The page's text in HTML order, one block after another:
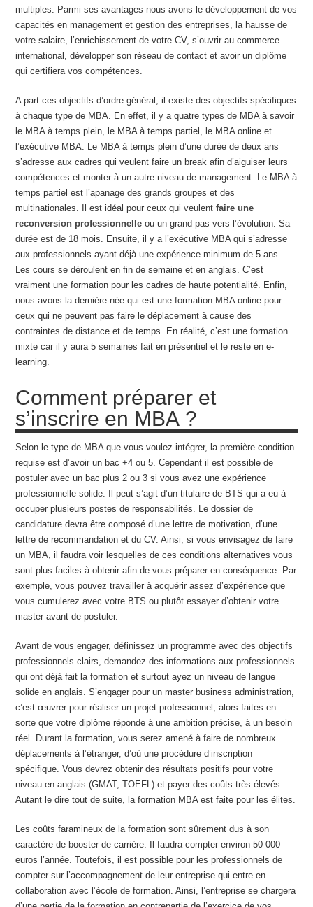
multiples. Parmi ses avantages nous avons le développement de vos
capacités en management et gestion des entreprises, la hausse de
votre salaire, l’enrichissement de votre CV, s’ouvrir au commerce
international, développer son réseau de contact et avoir un diplôme
qui certifiera vos compétences.
A part ces objectifs d’ordre général, il existe des objectifs spécifiques
à chaque type de MBA. En effet, il y a quatre types de MBA à savoir
le MBA à temps plein, le MBA à temps partiel, le MBA online et
l’exécutive MBA. Le MBA à temps plein d’une durée de deux ans
s’adresse aux cadres qui veulent faire un break afin d’aiguiser leurs
compétences et monter à un autre niveau de management. Le MBA à
temps partiel est l’apanage des grands groupes et des
multinationales. Il est idéal pour ceux qui veulentfaire une
reconversion professionnelle ou un grand pas vers l’évolution. Sa
durée est de 18 mois. Ensuite, il y a l’exécutive MBA qui s’adresse
aux professionnels ayant déjà une expérience minimum de 5 ans.
Les cours se déroulent en fin de semaine et en anglais. C’est
vraiment une formation pour les cadres de haute potentialité. Enfin,
nous avons la dernière-née qui est une formation MBA online pour
ceux qui ne peuvent pas faire le déplacement à cause des
contraintes de distance et de temps. En réalité, c’est une formation
mixte car il y aura 5 semaines fait en présentiel et le reste en e-
learning.
Comment préparer et
s’inscrire en MBA ?
Selon le type de MBA que vous voulez intégrer, la première condition
requise est d’avoir un bac +4 ou 5. Cependant il est possible de
postuler avec un bac plus 2 ou 3 si vous avez une expérience
professionnelle solide. Il peut s’agit d’un titulaire de BTS qui a eu à
occuper plusieurs postes de responsabilités. Le dossier de
candidature devra être composé d’une lettre de motivation, d’une
lettre de recommandation et du CV. Ainsi, si vous envisagez de faire
un MBA, il faudra voir lesquelles de ces conditions alternatives vous
sont plus faciles à obtenir afin de vous préparer en conséquence. Par
exemple, vous pouvez travailler à acquérir assez d’expérience que
vous cumulerez avec votre BTS ou plutôt essayer d’obtenir votre
master avant de postuler.
Avant de vous engager, définissez un programme avec des objectifs
professionnels clairs, demandez des informations aux professionnels
qui ont déjà fait la formation et surtout ayez un niveau de langue
solide en anglais. S’engager pour un master business administration,
c’est œuvrer pour réaliser un projet professionnel, alors faites en
sorte que votre diplôme réponde à une ambition précise, à un besoin
réel. Durant la formation, vous serez amené à faire de nombreux
déplacements à l’étranger, d’où une procédure d’inscription
spécifique. Vous devrez obtenir des résultats positifs pour votre
niveau en anglais (GMAT, TOEFL) et payer des coûts très élevés.
Autant le dire tout de suite, la formation MBA est faite pour les élites.
Les coûts faramineux de la formation sont sûrement dus à son
caractère de booster de carrière. Il faudra compter environ 50 000
euros l’année. Toutefois, il est possible pour les professionnels de
compter sur l’accompagnement de leur entreprise qui entre en
collaboration avec l’école de formation. Ainsi, l’entreprise se chargera